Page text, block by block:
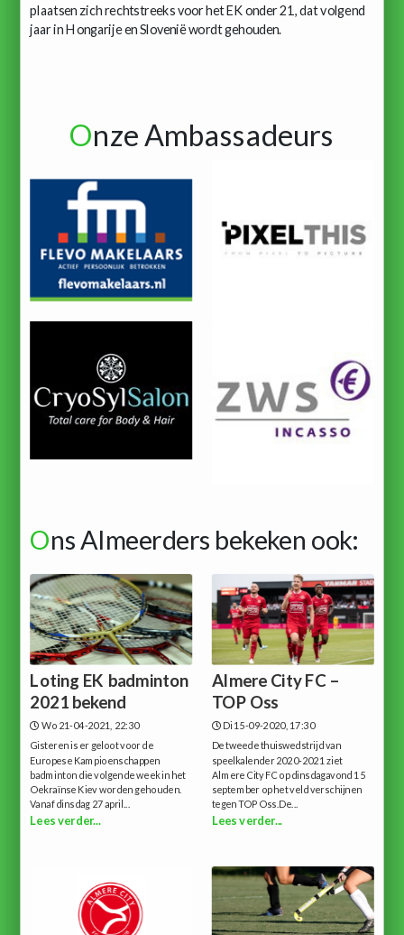
plaatsen zich rechtstreeks voor het EK onder 21, dat volgend
jaar in Hongarije en Slovenië wordt gehouden.
Onze Ambassadeurs
Ons Almeerders bekeken ook:
Loting EK badminton
2021 bekend
Wo 21-04-2021, 22:30
Gisteren is er geloot voor de
Europese Kampioenschappen
badminton die volgende week in het
Oekraïnse Kiev worden gehouden.
Vanaf dinsdag 27 april...
Lees verder...
Almere City FC –
TOP Oss
Di 15-09-2020, 17:30
De tweede thuiswedstrijd van
speelkalender 2020-2021 ziet
Almere City FC op dinsdagavond 15
september op het veld verschijnen
tegen TOP Oss.De...
Lees verder...